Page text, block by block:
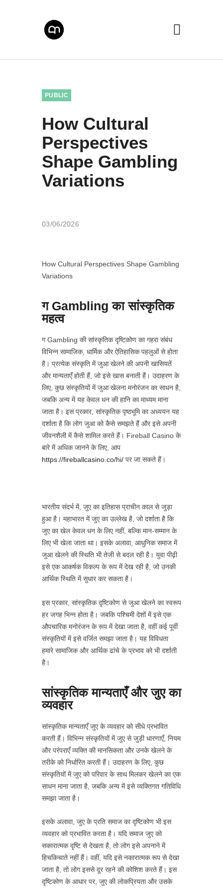
PUBLIC
How Cultural
Perspectives
Shape Gambling
Variations
03/06/2026
How Cultural Perspectives Shape Gambling
Variations
ग Gambling का सांस्कृतिक
महत्व
ग Gambling की सांस्कृतिक दृष्टिकोण का गहरा संबंध
विभिन्न सामाजिक, धार्मिक और ऐतिहासिक पहलुओं से होता
है। प्रत्येक संस्कृति में जुआ खेलने की अपनी खासियतें
और मान्यताएँ होती हैं, जो इसे खास बनाती हैं। उदाहरण के
लिए, कुछ संस्कृतियों में जुआ खेलना मनोरंजन का साधन है,
जबकि अन्य में यह केवल धन की हानि का माध्यम माना
जाता है। इस प्रकार, सांस्कृतिक पृष्ठभूमि का अध्ययन यह
दर्शाता है कि लोग जुआ को कैसे समझते हैं और इसे अपनी
जीवनशैली में कैसे शामिल करते हैं। Fireball Casino के
बारे में अधिक जानने के लिए, आप
https://fireballcasino.co/hi/ पर जा सकते हैं।
भारतीय संदर्भ में, जुए का इतिहास प्राचीन काल से जुड़ा
हुआ है। महाभारत में जुए का उल्लेख है, जो दर्शाता है कि
जुए का खेल केवल धन के लिए नहीं, बल्कि मान-सम्मान के
लिए भी खेला जाता था। इसके अलावा, आधुनिक समाज में
जुआ खेलने की स्थिति भी तेजी से बदल रही है। युवा पीढ़ी
इसे एक आकर्षक विकल्प के रूप में देख रही है, जो उनकी
आर्थिक स्थिति में सुधार कर सकता है।
इस प्रकार, सांस्कृतिक दृष्टिकोण से जुआ खेलने का स्वरूप
हर जगह भिन्न होता है। जबकि पश्चिमी देशों में इसे एक
औपचारिक मनोरंजन के रूप में देखा जाता है, वहीं कई पूर्वी
संस्कृतियों में इसे वर्जित समझा जाता है। यह विविधता
हमारे सामाजिक और आर्थिक ढांचे के प्रभाव को भी दर्शाती
है।
सांस्कृतिक मान्यताएँ और जुए का
व्यवहार
सांस्कृतिक मान्यताएँ जुए के व्यवहार को सीधे प्रभावित
करती हैं। विभिन्न संस्कृतियों में जुए से जुड़ी धारणाएँ, नियम
और परंपराएँ व्यक्ति की मानसिकता और उनके खेलने के
तरीके को निर्धारित करती हैं। उदाहरण के लिए, कुछ
संस्कृतियों में जुए को परिवार के साथ मिलकर खेलने का एक
साधन माना जाता है, जबकि अन्य में इसे व्यक्तिगत गतिविधि
समझा जाता है।
इसके अलावा, जुए के प्रति समाज का दृष्टिकोण भी इस
व्यवहार को प्रभावित करता है। यदि समाज जुए को
सकारात्मक दृष्टि से देखता है, तो लोग इसे अपनाने में
हिचकिचाते नहीं हैं। वहीं, यदि इसे नकारात्मक रूप से देखा
जाता है, तो लोग इससे दूर रहने की कोशिश करते हैं। इस
दृष्टिकोण के आधार पर, जुए की लोकप्रियता और उसके